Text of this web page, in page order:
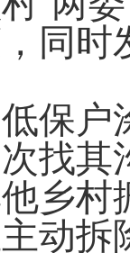
同时
户
找其
乡
动